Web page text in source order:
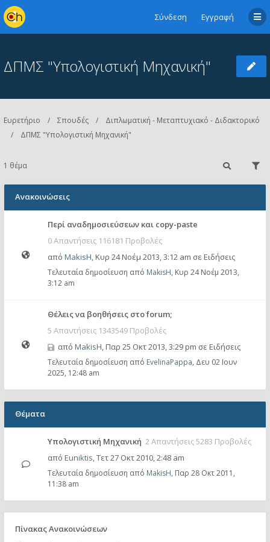
Σύνδεση Εγγραφή
ΔΠΜΣ "Υπολογιστική Μηχανική"
Ευρετήριο Σπουδές
Διπλωματική - Μεταπτυχιακό - Διδακτορικό
ΔΠΜΣ "Υπολογιστική Μηχανική"
1 θέμα
Ανακοινώσεις
Περί αναδημοσιεύσεων και copy-paste
0 Απαντήσεις 116181 Προβολές
από MakisH, Κυρ 24 Νοέμ 2013, 3:12 am σε Ειδήσεις
Τελευταία δημοσίευση από MakisH, Κυρ 24 Νοέμ 2013,
3:12 am
Θέλεις να βοηθήσεις στο forum;
5 Απαντήσεις 1343549 Προβολές
από MakisH, Παρ 25 Οκτ 2013, 3:29 pm σε Ειδήσεις
Τελευταία δημοσίευση από EvelinaPappa, Δευ 02 Ιουν
2025, 12:48 am
Θέματα
Υπολογιστική Μηχανική 2 Απαντήσεις 5283 Προβολές
από Euniktis,Τετ 27 Οκτ 2010, 2:48 am
Τελευταία δημοσίευση από MakisH, Παρ 28 Οκτ 2011,
11:38 am
Πίνακας Ανακοινώσεων